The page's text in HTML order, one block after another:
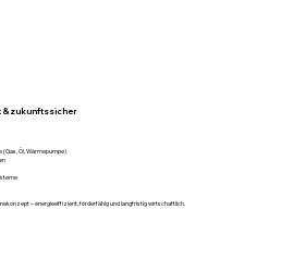
& zukunftssicher
(Gas, Öl, Wärmepumpe)
– energieeffizient, förderfähig und langfristig wirtschaftlich.